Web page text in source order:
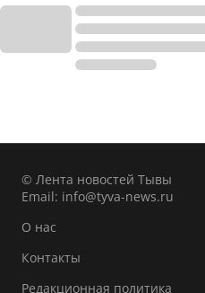
© Лента новостей Тывы
Email: info@tyva-news.ru
О нас
Контакты
Редакционная политика